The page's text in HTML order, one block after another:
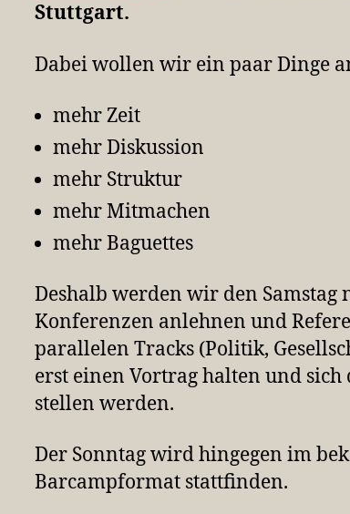
Stuttgart.
Dabei wollen wir ein paar Dinge
mehr Zeit
mehr Diskussion
mehr Struktur
mehr Mitmachen
mehr Baguettes
Deshalb werden wir den Samstag
Konferenzen anlehnen und
parallelen Tracks (Politik,
erst einen Vortrag halten und sich
stellen werden.
Der Sonntag wird hingegen im
Barcampformat stattfinden.